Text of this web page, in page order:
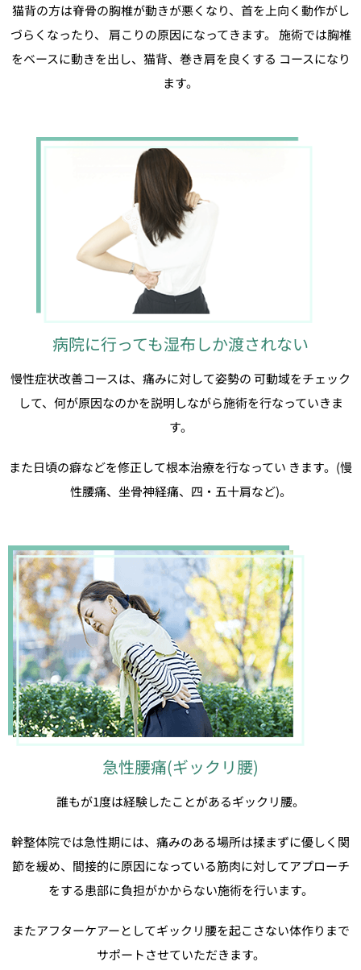
猫背の方は脊骨の胸椎が動きが悪くなり、首を上向く動作がし
づらくなったり、 肩こりの原因になってきます。 施術では胸椎
をベースに動きを出し、猫背、巻き肩を良くする コースになり
ます。
病院に行っても湿布しか渡されない
慢性症状改善コースは、痛みに対して姿勢の 可動域をチェック
して、何が原因なのかを説明しながら施術を行なっていきま
す。
また日頃の癖などを修正して根本治療を行なってい きます。(慢
性腰痛、坐骨神経痛、四・五十肩など)。
急性腰痛(ギックリ腰)
誰もが1度は経験したことがあるギックリ腰。
幹整体院では急性期には、痛みのある場所は揉まずに優しく関
節を緩め、間接的に原因になっている筋肉に対してアプローチ
をする患部に負担がかからない施術を行います。
またアフターケアーとしてギックリ腰を起こさない体作りまで
サポートさせていただきます。